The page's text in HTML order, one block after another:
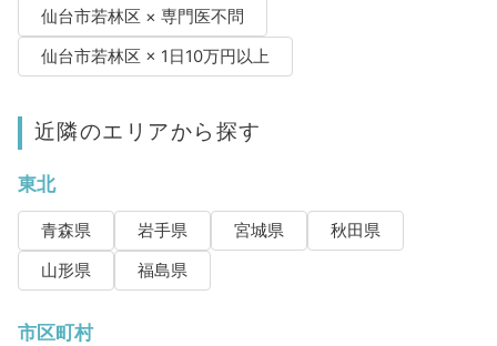
仙台市若林区 × 専門医不問
仙台市若林区 × 1日10万円以上
近隣のエリアから探す
東北
青森県 岩手県 宮城県
秋田県
山形県
福島県
市区町村